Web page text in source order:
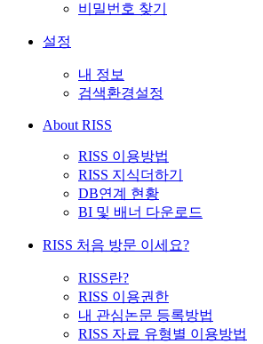
비밀번호 찾기
설정
내 정보
검색환경설정
About RISS
RISS 이용방법
RISS 지식더하기
DB연계 현황
BI 및 배너 다운로드
RISS 처음 방문 이세요?
RISS란?
RISS 이용권한
내 관심논문 등록방법
RISS 자료 유형별 이용방법